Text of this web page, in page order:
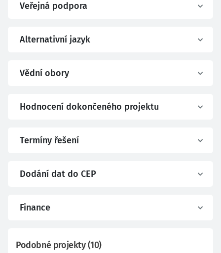
Veřejná podpora
Alternativní jazyk
Vědní obory
Hodnocení dokončeného projektu
Termíny řešení
Dodání dat do CEP
Finance
Podobné projekty(10)